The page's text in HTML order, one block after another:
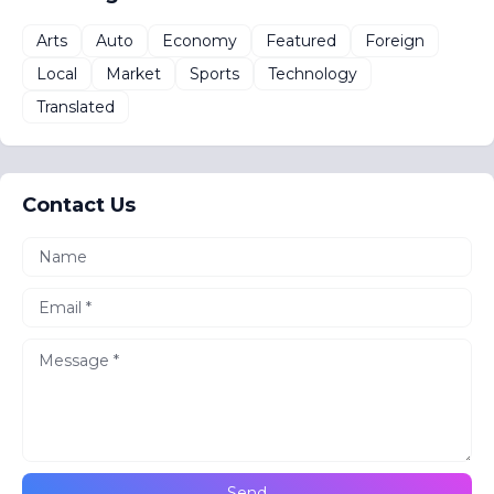
Arts Auto Economy Featured
Foreign
Local
Market Sports
Technology
Translated
Contact Us